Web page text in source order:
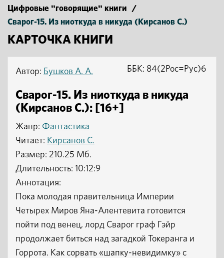
Цифровые "говорящие" книги
/
Сварог-15. Из ниоткуда в никуда (Кирсанов С.)
КАРТОЧКА КНИГИ
Автор: Бушков А. А.
Сварог-15. Из ниоткуда в никуда
(Кирсанов С.): [16+]
Жанр: Фантастика
Читает: Кирсанов С.
ББК: 84(2Рос=Рус)6
Размер: 210.25 Мб.
Длительность: 10:12:9
Аннотация:
Пока молодая правительница Империи
Четырех Миров Яна-Алентевита готовится
пойти под венец, лорд Сварог граф Гэйр
продолжает биться над загадкой Токеранга и
Горрота. Как сорвать «шапку-невидимку» с